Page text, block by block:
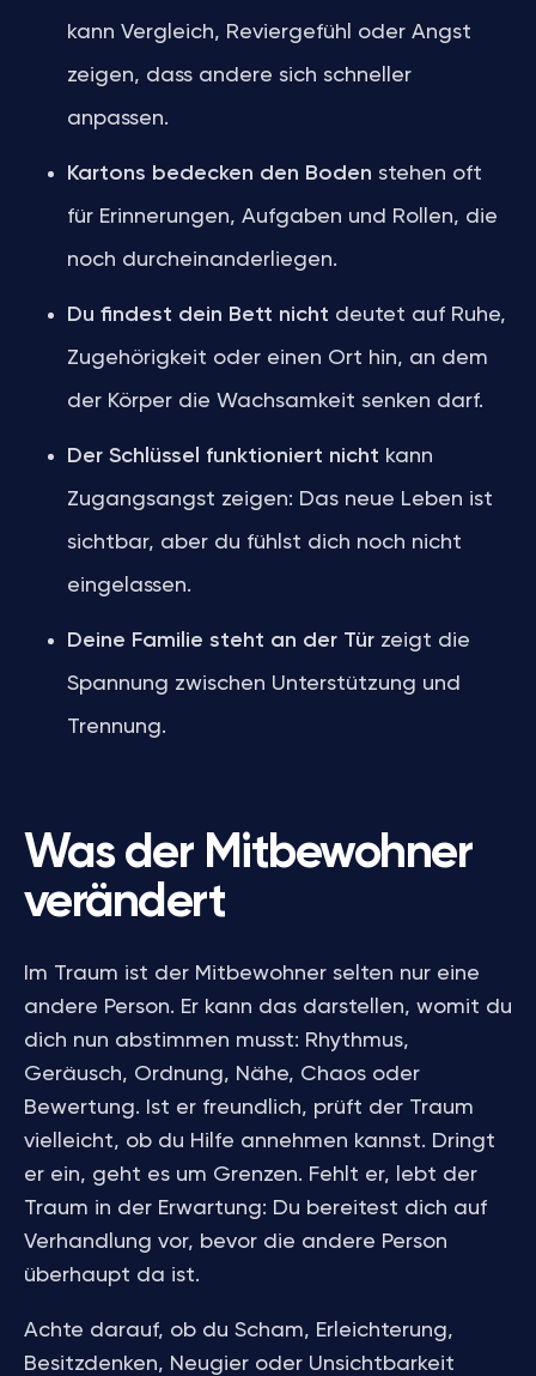
kann Vergleich, Reviergefühl oder Angst
zeigen, dass andere sich schneller
anpassen.
Kartons bedecken den Boden stehen oft
für Erinnerungen, Aufgaben und Rollen, die
noch durcheinanderliegen.
Du findest dein Bett nicht deutet auf Ruhe,
Zugehörigkeit oder einen Ort hin, an dem
der Körper die Wachsamkeit senken darf.
Der Schlüssel funktioniert nicht kann
Zugangsangst zeigen: Das neue Leben ist
sichtbar, aber du fühlst dich noch nicht
eingelassen.
Deine Familie steht an der Tür zeigt die
Spannung zwischen Unterstützung und
Trennung.
Was der Mitbewohner
verändert
Im Traum ist der Mitbewohner selten nur eine
andere Person. Er kann das darstellen, womit du
dich nun abstimmen musst: Rhythmus,
Geräusch, Ordnung, Nähe, Chaos oder
Bewertung. Ist er freundlich, prüft der Traum
vielleicht, ob du Hilfe annehmen kannst. Dringt
er ein, geht es um Grenzen. Fehlt er, lebt der
Traum in der Erwartung: Du bereitest dich auf
Verhandlung vor, bevor die andere Person
überhaupt da ist.
Achte darauf, ob du Scham, Erleichterung,
Besitzdenken, Neugier oder Unsichtbarkeit